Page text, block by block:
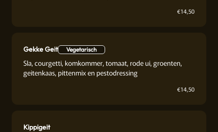
€14,50
Gekke Geit Vegetarisch
Sla, courgetti, komkommer, tomaat, rode ui, groenten,
geitenkaas, pittenmix en pestodressing
€14,50
Kippigeit